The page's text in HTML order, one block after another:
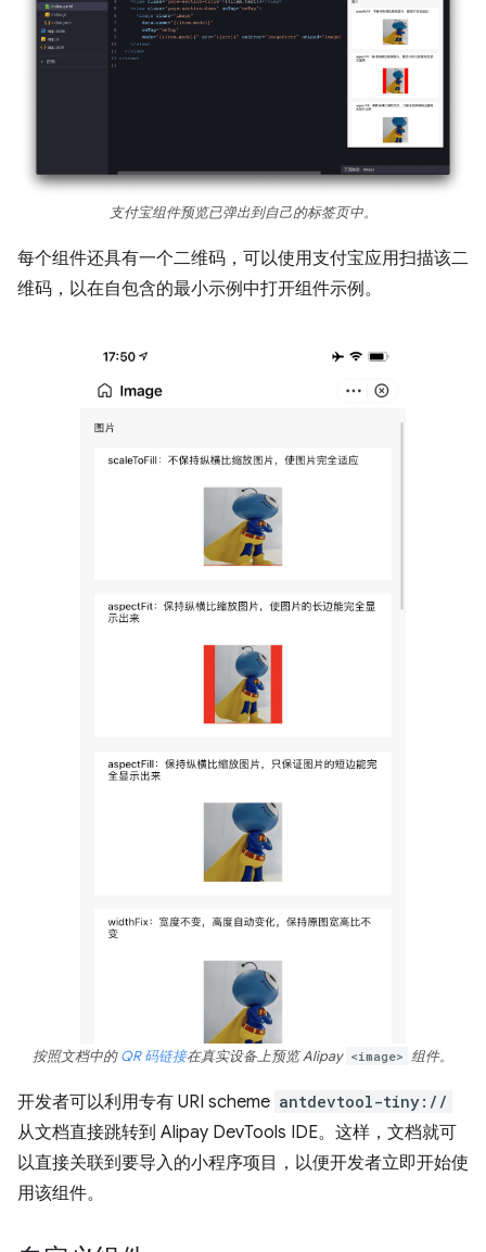
支付宝组件预览已弹出到自己的标签页中。
每个组件还具有一个二维码，可以使用支付宝应用扫描该二
维码，以在自包含的最小示例中打开组件示例。
按照文档中的QR 码链接在真实设备上预览 Alipay <image> 组件。
开发者可以利用专有 URI scheme antdevtool-tiny://
从文档直接跳转到 Alipay DevTools IDE。这样，文档就可
以直接关联到要导入的小程序项目，以便开发者立即开始使
用该组件。